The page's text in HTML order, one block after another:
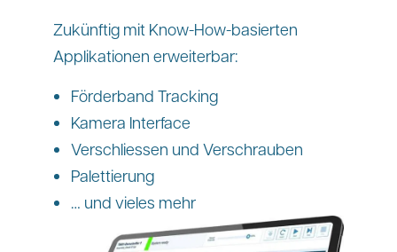
No-Code-
Robotersteuerung
LinMot Pilot ist eine intuitive No-Code-
Robotersteuerung für mehrachsige
LinMot Systeme, für die keine SPS oder
Zukünftig mit Know-How-basierten
Applikationen erweiterbar:
Förderband Tracking
Kamera Interface
Verschliessen und Verschrauben
Palettierung
… und vieles mehr